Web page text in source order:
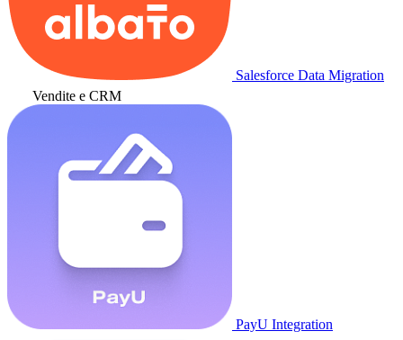
Salesforce Data Migration
Vendite e CRM
PayU Integration